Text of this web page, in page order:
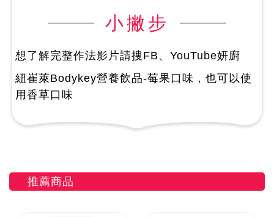
小撇步
想了解完整作法影片請搜FB、YouTube妍廚
紐崔萊Bodykey營養飲品-莓果口味，也可以使
用香草口味
推薦商品